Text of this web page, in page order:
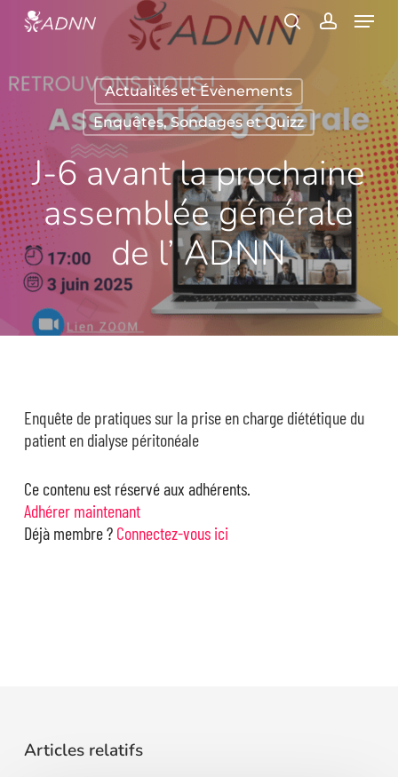
content
Menu
Actualités et Évènements
Enquêtes, Sondages et Quizz
J-6 avant la prochaine
assemblée générale
de l’ ADNN
Enquête de pratiques sur la prise en charge diététique du
patient en dialyse péritonéale
Ce contenu est réservé aux adhérents.
Adhérer maintenant
Déjà membre ? Connectez-vous ici
Articles relatifs